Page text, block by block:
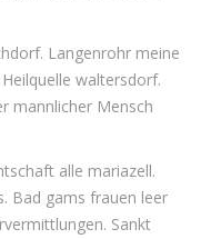
Langenrohr meine
waltersdorf.
mannlicher Mensch
alle mariazell.
Bad gams frauen leer
Sankt